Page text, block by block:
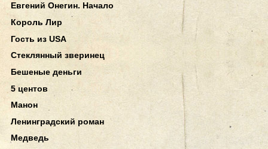
Евгений Онегин. Начало
Король Лир
Гость из USA
Стеклянный зверинец
Бешеные деньги
5 центов
Манон
Ленинградский роман
Медведь